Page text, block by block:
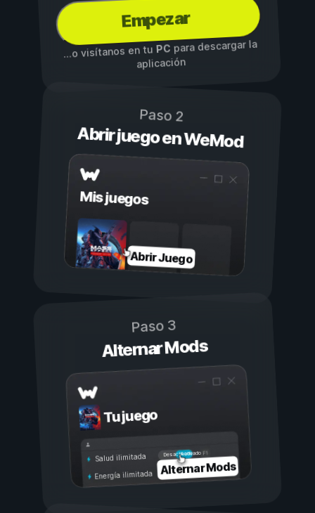
Empezar
...o visítanos en tuPCpara descargar la
aplicación
Paso 2
Abrir juego en WeMod
Mis juegos
Abrir Juego
Paso 3
Alternar Mods
Tu juego
Activado
Desactivado
Salud ilimitada
Energía ilimitada Alternar Mods